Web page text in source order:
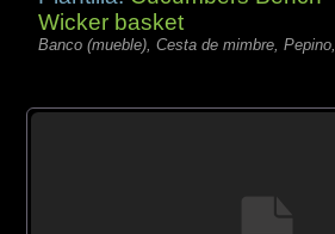
Wicker basket
Banco (mueble), Cesta de mimbre, Pepino,